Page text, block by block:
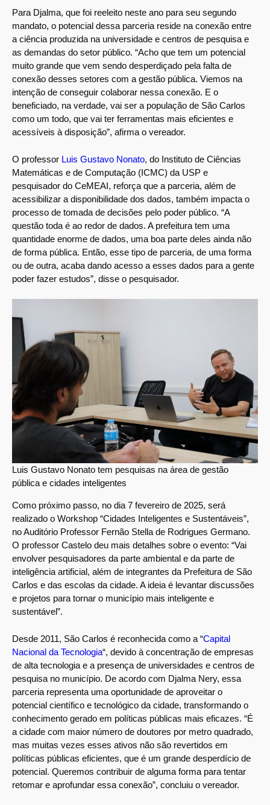
Para Djalma, que foi reeleito neste ano para seu segundo
mandato, o potencial dessa parceria reside na conexão entre
a ciência produzida na universidade e centros de pesquisa e
as demandas do setor público. “Acho que tem um potencial
muito grande que vem sendo desperdiçado pela falta de
conexão desses setores com a gestão pública. Viemos na
intenção de conseguir colaborar nessa conexão. E o
beneficiado, na verdade, vai ser a população de São Carlos
como um todo, que vai ter ferramentas mais eficientes e
acessíveis à disposição”, afirma o vereador.
O professor Luis Gustavo Nonato, do Instituto de Ciências
Matemáticas e de Computação (ICMC) da USP e
pesquisador do CeMEAI, reforça que a parceria, além de
acessibilizar a disponibilidade dos dados, também impacta o
processo de tomada de decisões pelo poder público. “A
questão toda é ao redor de dados. A prefeitura tem uma
quantidade enorme de dados, uma boa parte deles ainda não
de forma pública. Então, esse tipo de parceria, de uma forma
ou de outra, acaba dando acesso a esses dados para a gente
poder fazer estudos”, disse o pesquisador.
Luis Gustavo Nonato tem pesquisas na área de gestão
pública e cidades inteligentes
Como próximo passo, no dia 7 fevereiro de 2025, será
realizado o Workshop “Cidades Inteligentes e Sustentáveis”,
no Auditório Professor Fernão Stella de Rodrigues Germano.
O professor Castelo deu mais detalhes sobre o evento: “Vai
envolver pesquisadores da parte ambiental e da parte de
inteligência artificial, além de integrantes da Prefeitura de São
Carlos e das escolas da cidade. A ideia é levantar discussões
e projetos para tornar o município mais inteligente e
sustentável”.
Desde 2011, São Carlos é reconhecida como a “Capital
Nacional da Tecnologia“, devido à concentração de empresas
de alta tecnologia e a presença de universidades e centros de
pesquisa no município. De acordo com Djalma Nery, essa
parceria representa uma oportunidade de aproveitar o
potencial científico e tecnológico da cidade, transformando o
conhecimento gerado em políticas públicas mais eficazes. “É
a cidade com maior número de doutores por metro quadrado,
mas muitas vezes esses ativos não são revertidos em
políticas públicas eficientes, que é um grande desperdício de
potencial. Queremos contribuir de alguma forma para tentar
retomar e aprofundar essa conexão”, concluiu o vereador.